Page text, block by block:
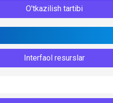
O'tkazilish tartibi
Interfaol resurslar